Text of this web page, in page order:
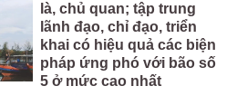
là, chủ quan; tập trung
lãnh đạo, chỉ đạo, triển
khai có hiệu quả các biện
pháp ứng phó với bão số
5 ở mức cao nhất